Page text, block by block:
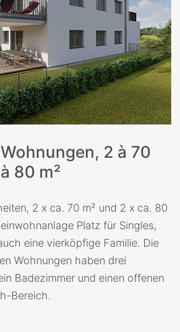
2 à 70
80 m²
2 x ca. 70 m² und 2 x ca. 80
Platz für Singles,
eine vierköpfige Familie. Die
Wohnungen haben drei
Badezimmer und einen offenen
Bereich.